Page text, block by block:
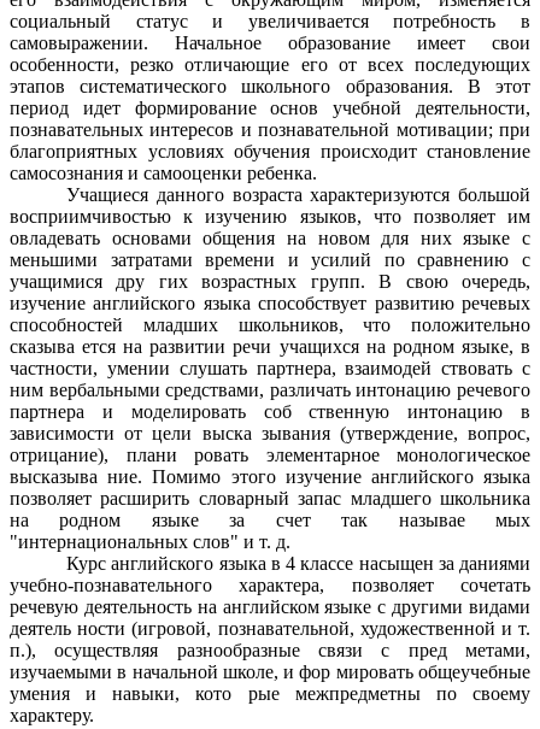
социальный статус и увеличивается потребность в
самовыражении. Начальное образование имеет свои
особенности, резко отличающие его от всех последующих
этапов систематического школьного образования. В этот
период идет формирование основ учебной деятельности,
познавательных интересов и познавательной мотивации; при
благоприятных условиях обучения происходит становление
самосознания и самооценки ребенка.
Учащиеся данного возраста характеризуются большой
восприимчивостью к изучению языков, что позволяет им
овладевать основами общения на новом для них языке с
меньшими затратами времени и усилий по сравнению с
учащимися дру гих возрастных групп.
В свою очередь,
изучение английского языка способствует развитию речевых
способностей младших школьников, что положительно
сказыва ется на развитии речи учащихся на родном языке, в
частности, умении слушать партнера, взаимодей ствовать с
ним вербальными средствами, различать интонацию речевого
партнера и моделировать соб ственную интонацию в
зависимости от цели выска зывания (утверждение, вопрос,
отрицание), плани ровать элементарное монологическое
высказыва ние. Помимо этого изучение английского языка
позволяет расширить словарный запас младшего школьника
на родном языке за счет так называе мых
"интернациональных слов" и т. д.
Курс английского языка в 4 классе насыщен за даниями
учебно-познавательного характера, позволяет сочетать
речевую деятельность на английском языке с другими видами
деятель ности (игровой, познавательной, художественной и т.
п.), осуществляя разнообразные связи с пред метами,
изучаемыми в начальной школе, и фор мировать общеучебные
умения и навыки, кото рые межпредметны по своему
характеру.